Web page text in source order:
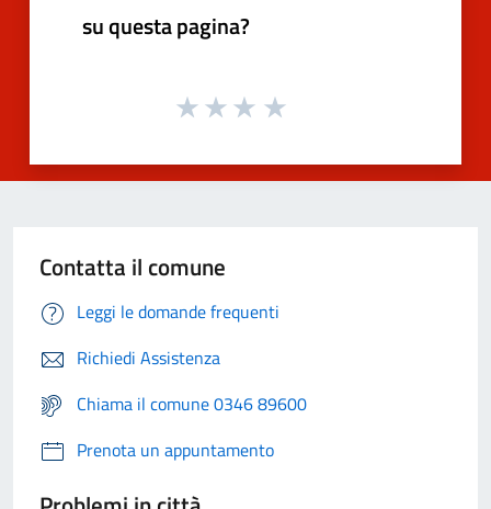
su questa pagina?
Contatta il comune
Leggi le domande frequenti
Richiedi Assistenza
Chiama il comune 0346 89600
Prenota un appuntamento